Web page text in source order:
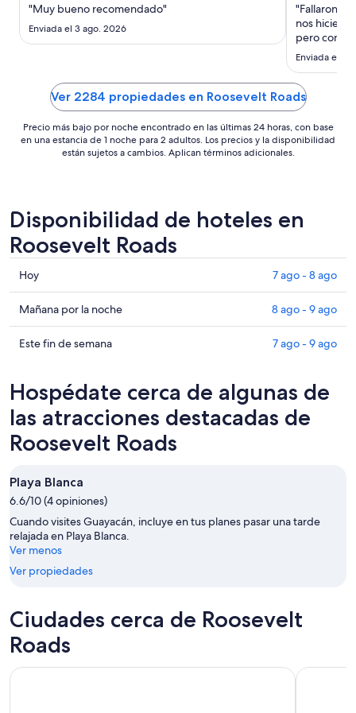
31
ago
"Muy bueno recomendado"
Enviada el 3 ago. 2026
"Fallaron
nos
pero como
y la gente
Enviada el 6
Ver 2284 propiedades en Roosevelt Roads
Precio más bajo por noche encontrado en las últimas 24 horas, con base
en una estancia de 1 noche para 2 adultos. Los precios y la disponibilidad
están sujetos a cambios. Aplican términos adicionales.
Disponibilidad de hoteles en
Roosevelt Roads
Consultar
precios
en
Roosevelt
Roads
7
-
8
Hoy 7 ago - 8 ago
Consultar
precios
en
para
mañana
por
la
8
ago
-
9
ago
Mañana por la noche 8 ago - 9 ago
Consultar
Roosevelt
Roads
para
este
de
semana,
7
ago
-
ago
Este fin de semana 7 ago - 9 ago
Hospédate cerca de algunas de
las atracciones destacadas de
Roosevelt Roads
Playa Blanca
6.6/10 (4 opiniones)
Cuando visites Guayacán, incluye en tus planes pasar una tarde
relajada en Playa Blanca.
Ver menos
Ver propiedades
Ciudades cerca de Roosevelt
Roads